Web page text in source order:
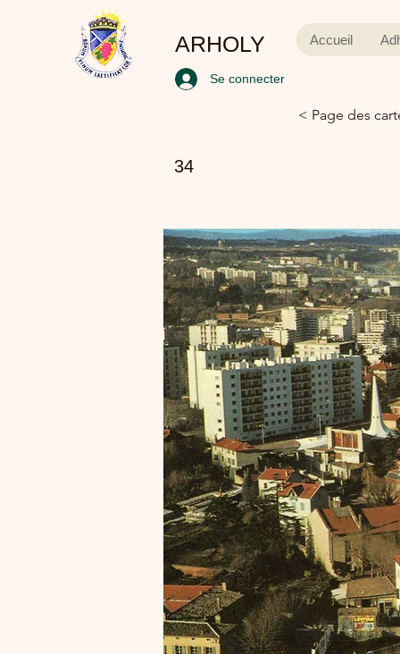
ARHOLY Accueil
Se connecter
< Page des
34